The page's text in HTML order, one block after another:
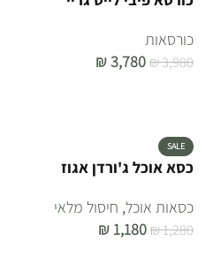
כורסאות
₪3,980
₪3,780
SALE
כסא אוכל ג'ורדן אגוז
כסאות אוכל, חיסול מלאי
₪1,280
₪ 1,180